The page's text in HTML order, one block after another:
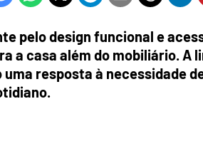
pelo design funcional e
a casa além do mobiliário. A
resposta à necessidade